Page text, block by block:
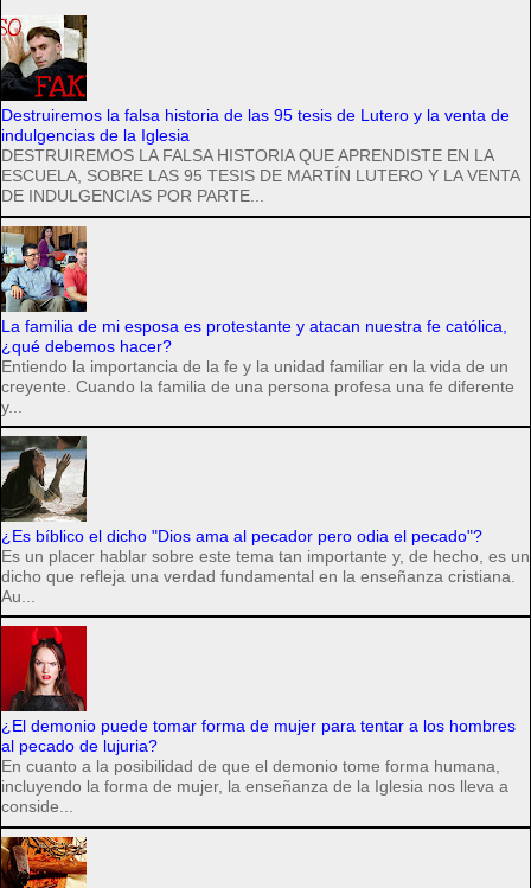
Destruiremos la falsa historia de las 95 tesis de Lutero y la venta de
indulgencias de la Iglesia
DESTRUIREMOS LA FALSA HISTORIA QUE APRENDISTE EN LA
ESCUELA, SOBRE LAS 95 TESIS DE MARTÍN LUTERO Y LA VENTA
DE INDULGENCIAS POR PARTE...
La familia de mi esposa es protestante y atacan nuestra fe católica,
¿qué debemos hacer?
Entiendo la importancia de la fe y la unidad familiar en la vida de un
creyente. Cuando la familia de una persona profesa una fe diferente
y...
¿Es bíblico el dicho "Dios ama al pecador pero odia el pecado"?
Es un placer hablar sobre este tema tan importante y, de hecho, es un
dicho que refleja una verdad fundamental en la enseñanza cristiana.
Au...
¿El demonio puede tomar forma de mujer para tentar a los hombres
al pecado de lujuria?
En cuanto a la posibilidad de que el demonio tome forma humana,
incluyendo la forma de mujer, la enseñanza de la Iglesia nos lleva a
conside...